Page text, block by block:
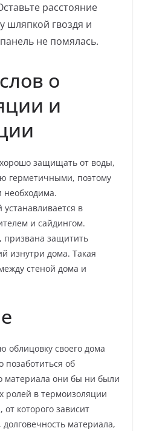
расстояние
шляпкой гвоздя и
не помялась.
о
и
защищать от воды,
герметичными, поэтому
необходима.
в
и сайдингом.
призвана защитить
изнутри дома. Такая
стеной дома и
своего дома
позаботиться об
материала они бы ни были
ролей в термоизоляции
которого зависит
материала,